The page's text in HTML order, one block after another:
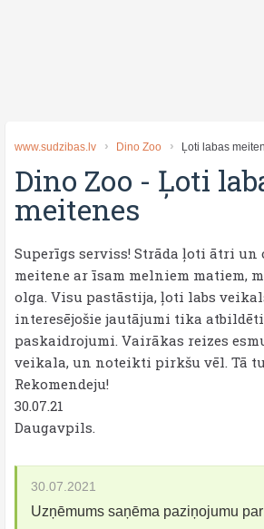
www.sudzibas.lv Dino Zoo Ļoti labas
Dino Zoo - Ļoti
meitenes
Superīgs serviss! Strāda ļoti ātri
meitene ar īsam melniem matiem,
olga. Visu pastāstija, ļoti labs
interesējošie jautājumi tika
paskaidrojumi. Vairākas reizes
veikala, un noteikti pirkšu vēl. Tā
Rekomendeju!
30.07.21
Daugavpils.
30.07.2021
Uzņēmums saņēma paziņojumu